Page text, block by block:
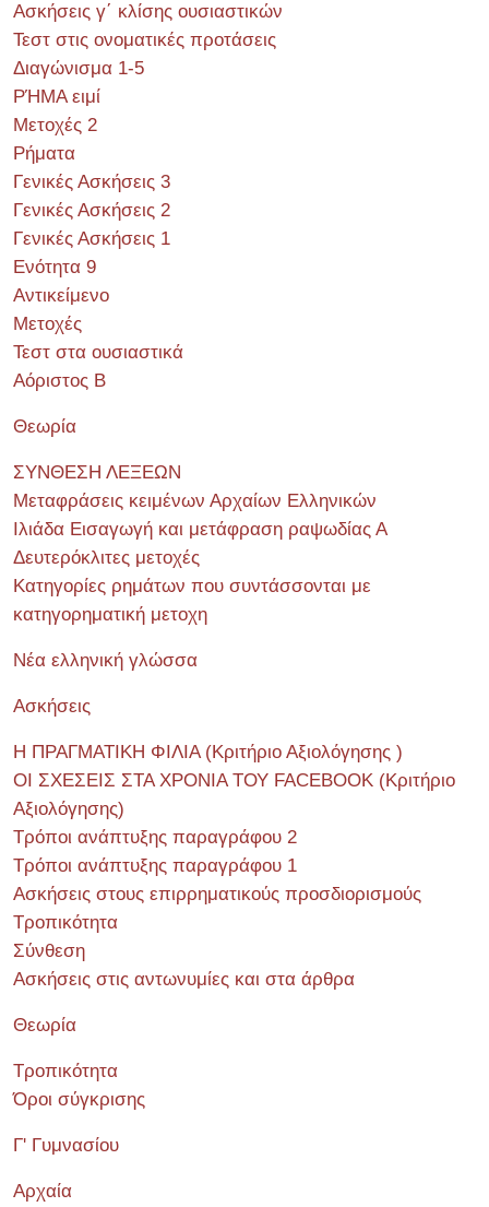
Ασκήσεις γ΄ κλίσης ουσιαστικών
Τεστ στις ονοματικές προτάσεις
Διαγώνισμα 1-5
ΡΉΜΑ ειμί
Μετοχές 2
Ρήματα
Γενικές Ασκήσεις 3
Γενικές Ασκήσεις 2
Γενικές Ασκήσεις 1
Ενότητα 9
Αντικείμενο
Μετοχές
Τεστ στα ουσιαστικά
Αόριστος Β
Θεωρία
ΣΥΝΘΕΣΗ ΛΕΞΕΩΝ
Μεταφράσεις κειμένων Αρχαίων Ελληνικών
Ιλιάδα Εισαγωγή και μετάφραση ραψωδίας Α
Δευτερόκλιτες μετοχές
Κατηγορίες ρημάτων που συντάσσονται με
κατηγορηματική μετοχη
Νέα ελληνική γλώσσα
Ασκήσεις
Η ΠΡΑΓΜΑΤΙΚΗ ΦΙΛΙΑ (Κριτήριο Αξιολόγησης )
ΟΙ ΣΧΕΣΕΙΣ ΣΤΑ ΧΡΟΝΙΑ ΤΟΥ FACEBOOK (Kριτήριο
Αξιολόγησης)
Τρόποι ανάπτυξης παραγράφου 2
Τρόποι ανάπτυξης παραγράφου 1
Ασκήσεις στους επιρρηματικούς προσδιορισμούς
Τροπικότητα
Σύνθεση
Ασκήσεις στις αντωνυμίες και στα άρθρα
Θεωρία
Τροπικότητα
Όροι σύγκρισης
Γ' Γυμνασίου
Αρχαία